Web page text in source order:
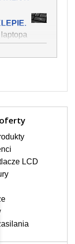
który
w
za
znać
SIĘ
liter
liter oraz
LCD